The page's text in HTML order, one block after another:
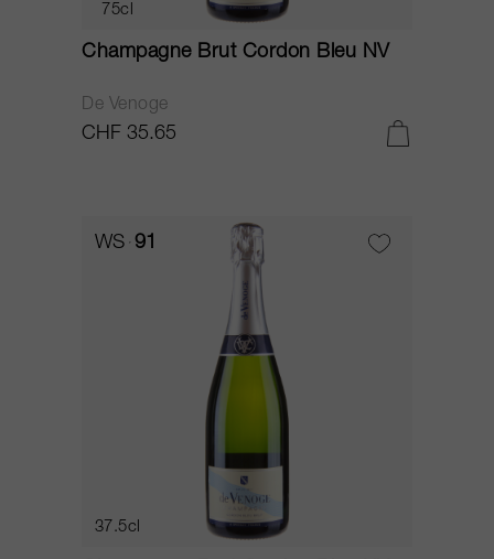
75cl
Champagne Brut Cordon Bleu NV
De Venoge
CHF 35.65
WS 91
37.5cl